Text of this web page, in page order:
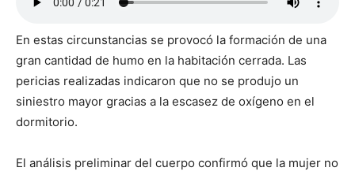
En estas circunstancias se provocó la formación de una
gran cantidad de humo en la habitación cerrada. Las
pericias realizadas indicaron que no se produjo un
siniestro mayor gracias a la escasez de oxígeno en el
dormitorio.
El análisis preliminar del cuerpo confirmó que la mujer no